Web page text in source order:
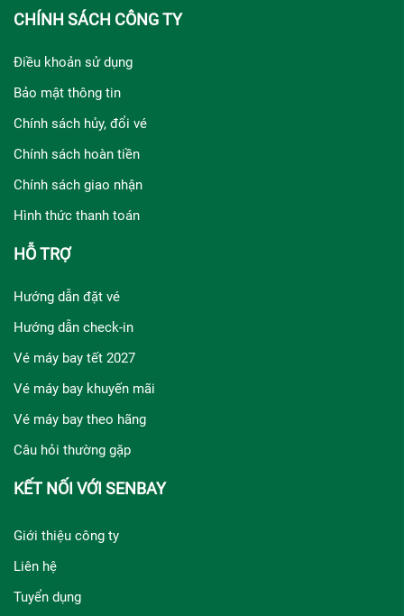
CHÍNH SÁCH CÔNG TY
Điều khoản sử dụng
Bảo mật thông tin
Chính sách hủy, đổi vé
Chính sách hoàn tiền
Chính sách giao nhận
Hình thức thanh toán
HỖ TRỢ
Hướng dẫn đặt vé
Hướng dẫn check-in
Vé máy bay tết 2027
Vé máy bay khuyến mãi
Vé máy bay theo hãng
Câu hỏi thường gặp
KẾT NỐI VỚI SENBAY
Giới thiệu công ty
Liên hệ
Tuyển dụng